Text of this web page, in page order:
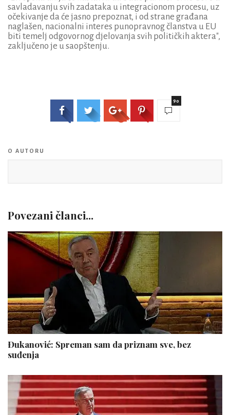
savladavanju svih zadataka u integracionom procesu, uz
očekivanje da će jasno prepoznat, i od strane građana
naglašen, nacionalni interes punopravnog članstva u EU
biti temelj odgovornog djelovanja svih političkih aktera",
zaključeno je u saopštenju.
90
O AUTORU
Povezani članci...
Đukanović: Spreman sam da priznam sve, bez
suđenja